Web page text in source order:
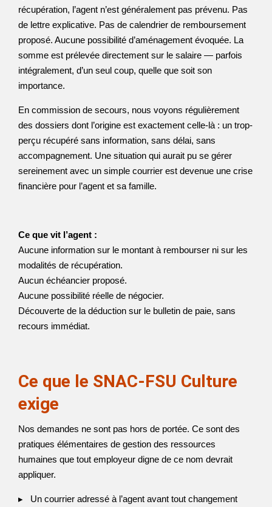
récupération, l’agent n’est généralement pas prévenu. Pas
de lettre explicative. Pas de calendrier de remboursement
proposé. Aucune possibilité d’aménagement évoquée. La
somme est prélevée directement sur le salaire — parfois
intégralement, d’un seul coup, quelle que soit son
importance.
En commission de secours, nous voyons régulièrement
des dossiers dont l’origine est exactement celle-là : un trop-
perçu récupéré sans information, sans délai, sans
accompagnement. Une situation qui aurait pu se gérer
sereinement avec un simple courrier est devenue une crise
financière pour l’agent et sa famille.
Ce que vit l’agent :
Aucune information sur le montant à rembourser ni sur les
modalités de récupération.
Aucun échéancier proposé.
Aucune possibilité réelle de négocier.
Découverte de la déduction sur le bulletin de paie, sans
recours immédiat.
Ce que le SNAC-FSU Culture
exige
Nos demandes ne sont pas hors de portée. Ce sont des
pratiques élémentaires de gestion des ressources
humaines que tout employeur digne de ce nom devrait
appliquer.
▸ Un courrier adressé à l’agent avant tout changement